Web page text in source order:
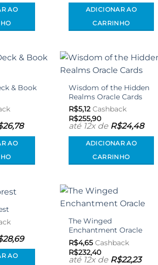
AO
ADICIONAR AO
CARRINHO
aos meus
& Book
26,78
AO
aos meus
desejos
Wisdom of the Hidden
Realms Oracle Cards
R$5,12Cashback
R$255,90
até 12x de R$24,48
ADICIONAR AO
CARRINHO
28,69
AO
desejos
The Winged
Enchantment Oracle
R$4,65Cashback
R$232,40
até 12x de R$22,23